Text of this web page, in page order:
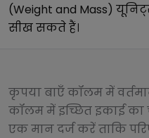
(Weight and Mass)
सीख सकते हैं।
कृपया बाएँ कॉलम में
कॉलम में इच्छित इकाई
एक मान दर्ज करें ताकि